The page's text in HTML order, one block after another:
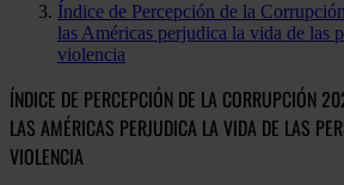
Índice de Percepción de la
las Américas perjudica la vida de las
violencia
ÍNDICE DE PERCEPCIÓN DE LA CORRUPCIÓN
LAS AMÉRICAS PERJUDICA LA VIDA DE LAS
VIOLENCIA